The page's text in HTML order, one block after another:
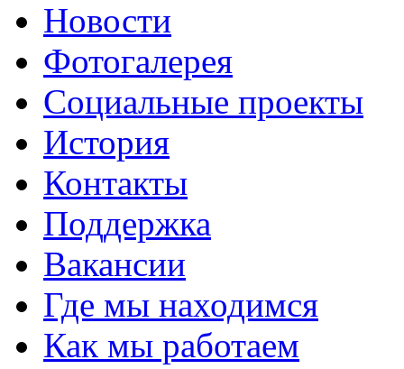
Новости
Фотогалерея
Социальные проекты
История
Контакты
Поддержка
Вакансии
Где мы находимся
Как мы работаем